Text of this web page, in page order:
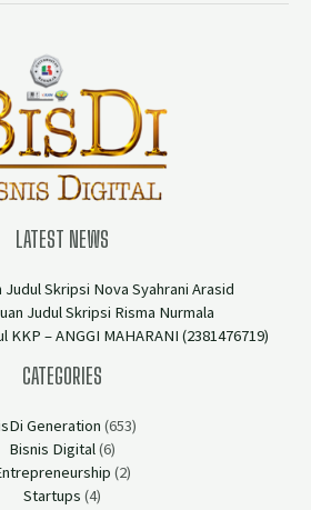
LATEST NEWS
Judul Skripsi Nova Syahrani Arasid
Judul Skripsi Risma Nurmala
KKP – ANGGI MAHARANI (2381476719)
CATEGORIES
Generation (653)
Bisnis Digital(6)
(2)
Startups (4)